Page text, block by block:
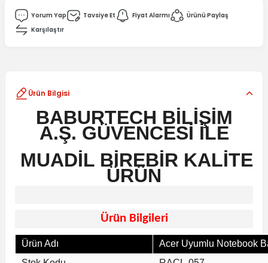
Yorum Yap Tavsiye Et Fiyat Alarmı
Ürünü Paylaş
Karşılaştır
Ürün Bilgisi
BABURTECH BİLİŞİM
A.Ş. GÜVENCESİ İLE
MUADİL BİREBİR KALİTE
ÜRÜN
Ürün Bilgileri
Ürün Adı
Acer Uyumlu Notebook